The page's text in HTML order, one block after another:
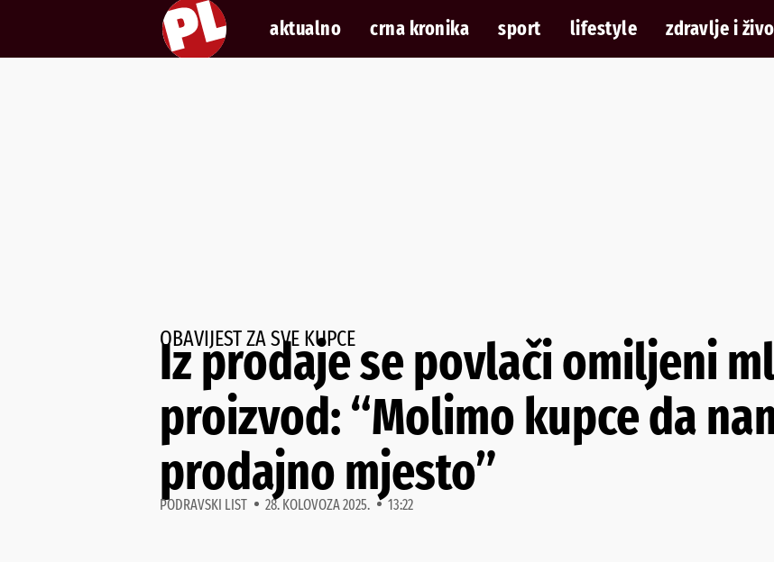
aktualno crna kronika sport lifestyle zdravlje i
OBAVIJEST ZA SVE KUPCE
Iz prodaje se povlači omiljeni
proizvod: “Molimo kupce da
prodajno mjesto”
PODRAVSKI LIST 28. KOLOVOZA 2025. 13:22